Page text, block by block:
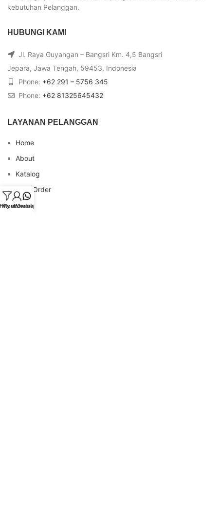
kebutuhan Pelanggan.
HUBUNGI KAMI
Jl. Raya Guyangan – Bangsri Km. 4,5 Bangsri
Jepara, Jawa Tengah, 59453, Indonesia
Phone: +62 291 – 5756 345
Phone: +62 81325645432
LAYANAN PELANGGAN
Home
About
Katalog
Cara Order
Blog
My account
Whatsapp